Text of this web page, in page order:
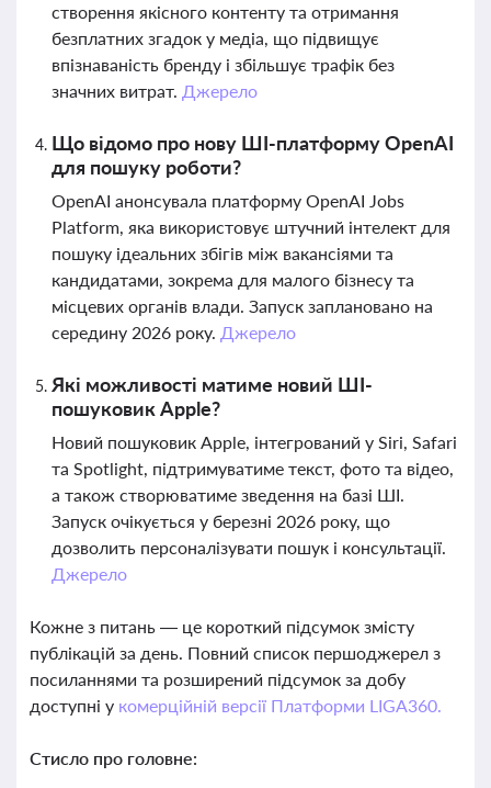
створення якісного контенту та отримання
безплатних згадок у медіа, що підвищує
впізнаваність бренду і збільшує трафік без
значних витрат. Джерело
Що відомо про нову ШІ-платформу OpenAI
для пошуку роботи?
OpenAI анонсувала платформу OpenAI Jobs
Platform, яка використовує штучний інтелект для
пошуку ідеальних збігів між вакансіями та
кандидатами, зокрема для малого бізнесу та
місцевих органів влади. Запуск заплановано на
середину 2026 року. Джерело
Які можливості матиме новий ШІ-
пошуковик Apple?
Новий пошуковик Apple, інтегрований у Siri, Safari
та Spotlight, підтримуватиме текст, фото та відео,
а також створюватиме зведення на базі ШІ.
Запуск очікується у березні 2026 року, що
дозволить персоналізувати пошук і консультації.
Джерело
Кожне з питань — це короткий підсумок змісту
публікацій за день. Повний список першоджерел з
посиланнями та розширений підсумок за добу
доступні у комерційній версії Платформи LIGA360.
Стисло про головне: